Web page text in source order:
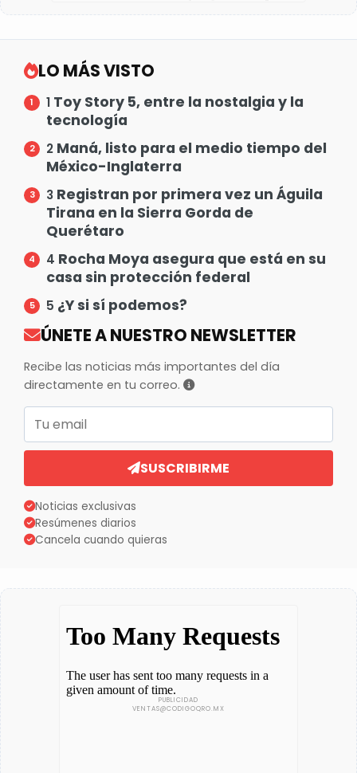
LO MÁS VISTO
1 Toy Story 5, entre la nostalgia y la
tecnología
2 Maná, listo para el medio tiempo del
México-Inglaterra
3 Registran por primera vez un Águila
Tirana en la Sierra Gorda de
Querétaro
4 Rocha Moya asegura que está en su
casa sin protección federal
5 ¿Y si sí podemos?
ÚNETE A NUESTRO NEWSLETTER
Recibe las noticias más importantes del día
directamente en tu correo.
SUSCRIBIRME
Noticias exclusivas
Resúmenes diarios
Cancela cuando quieras